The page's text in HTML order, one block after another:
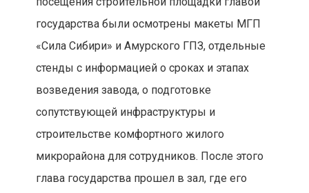
государства были осмотрены макеты МГП
«Сила Сибири» и Амурского ГПЗ, отдельные
стенды с информацией о сроках и этапах
возведения завода, о подготовке
сопутствующей инфраструктуры и
строительстве комфортного жилого
микрорайона для сотрудников. После этого
глава государства прошел в зал, где его